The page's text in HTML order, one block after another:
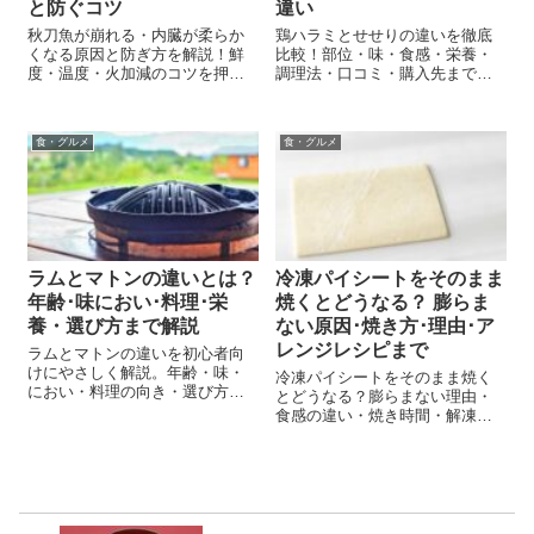
と防ぐコツ
秋刀魚が崩れる・内臓が柔らか
くなる原因と防ぎ方を解説！鮮
度・温度・火加減のコツを押さ
まで安心して楽しめる秋刀魚ガ
イド。
違い
鶏ハラミとせせりの違いを徹底
比較！部位・味・食感・栄養・
調理法・口コミ・購入先まで網
食・グルメ
ラムとマトンの違いとは？
年齢･味におい･料理･栄
養・選び方まで解説
ラムとマトンの違いを初心者向
けにやさしく解説。年齢・味・
におい・料理の向き・選び方ま
食・グルメ
冷凍パイシートをそのまま
焼くとどうなる？ 膨らま
ない原因･焼き方･理由･ア
レンジレシピまで
冷凍パイシートをそのまま焼く
とどうなる？膨らまない理由・
食感の違い・焼き時間・解凍の